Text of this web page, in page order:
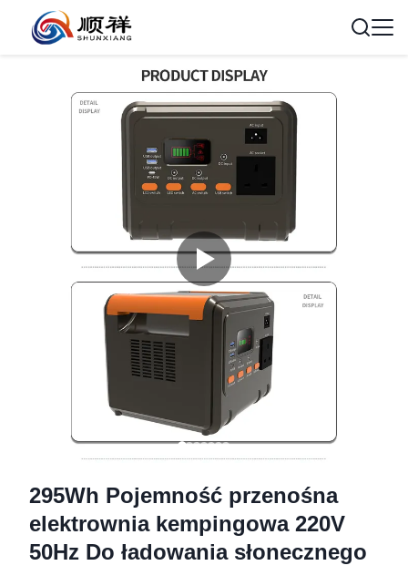
295Wh Pojemność przenośna
elektrownia kempingowa 220V
50Hz Do ładowania słonecznego